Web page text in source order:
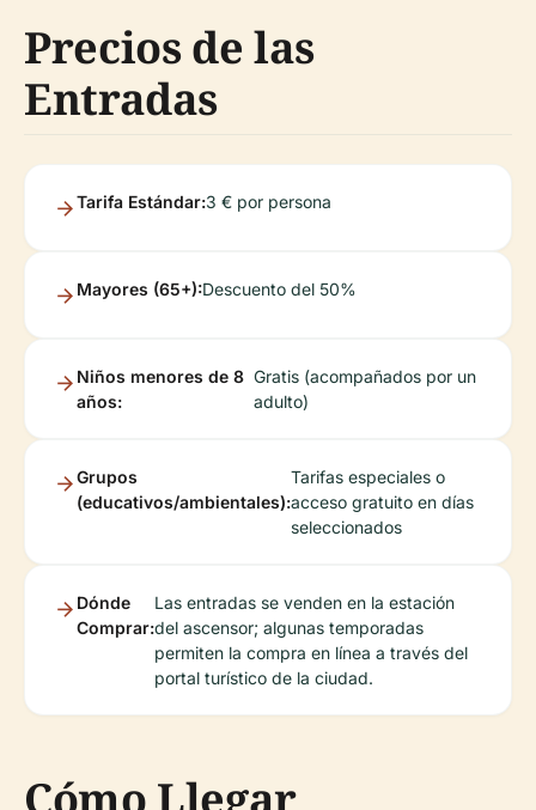
Precios de las
Entradas
Tarifa Estándar:3 € por persona
Mayores (65+):Descuento del 50%
Niños menores de 8
años:
Gratis (acompañados por un
adulto)
Grupos
(educativos/ambientales):
Tarifas especiales o
acceso gratuito en días
seleccionados
Dónde
Comprar:
Las entradas se venden en la estación
del ascensor; algunas temporadas
permiten la compra en línea a través del
portal turístico de la ciudad.